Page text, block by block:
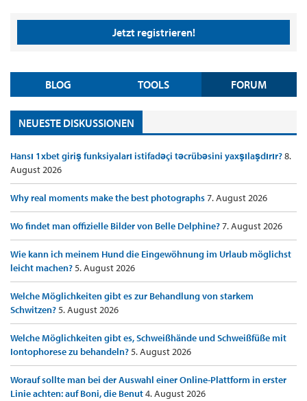
Jetzt registrieren!
BLOG TOOLS FORUM
NEUESTE DISKUSSIONEN
Hansı 1xbet giriş funksiyaları istifadəçi təcrübəsini yaxşılaşdırır?8.
August 2026
Why real moments make the best photographs7. August 2026
Wo findet man offizielle Bilder von Belle Delphine?7. August 2026
Wie kann ich meinem Hund die Eingewöhnung im Urlaub möglichst
leicht machen?5. August 2026
Welche Möglichkeiten gibt es zur Behandlung von starkem
Schwitzen?5. August 2026
Welche Möglichkeiten gibt es, Schweißhände und Schweißfüße mit
Iontophorese zu behandeln?5. August 2026
Worauf sollte man bei der Auswahl einer Online-Plattform in erster
Linie achten: auf Boni, die Benut4. August 2026